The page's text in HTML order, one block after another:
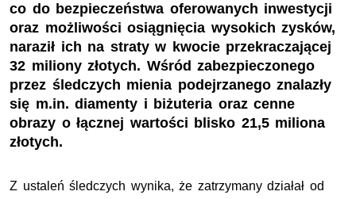
co do bezpieczeństwa oferowanych inwestycji
oraz możliwości osiągnięcia wysokich zysków,
naraził ich na straty w kwocie przekraczającej
32 miliony złotych. Wśród zabezpieczonego
przez śledczych mienia podejrzanego znalazły
się m.in. diamenty i biżuteria oraz cenne
obrazy o łącznej wartości blisko 21,5 miliona
złotych.
Z ustaleń śledczych wynika, że zatrzymany działał od